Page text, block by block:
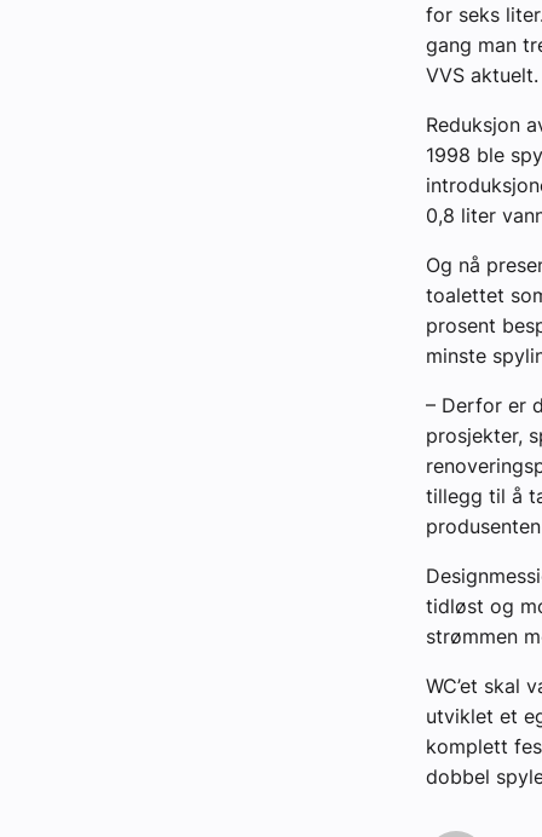
for seks
gang man
VVS aktuelt.
Reduksjon
1998 ble
0,8 liter
Og nå
toalettet
prosent
minste
– Derfor er
prosjekter,
tillegg til å
tidløst og
strømmen
WC’et skal
utviklet et
komplett
dobbel